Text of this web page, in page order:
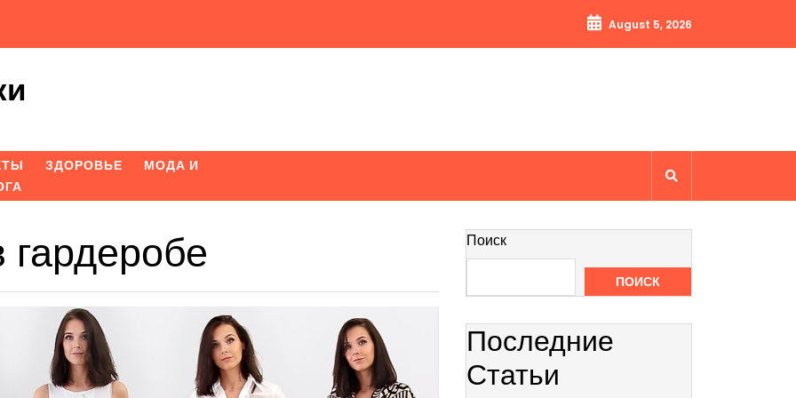
August 5, 2026
ЗДОРОВЬЕ
МОДА И
Поиск
ПОИСК
Последние
Статьи